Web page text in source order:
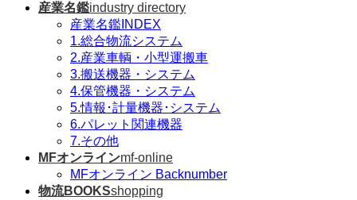
産業名鑑industry directory
産業名鑑INDEX
1.総合物流システム
2.産業車輌・小型運搬車
3.搬送機器・システム
4.保管機器・システム
5.情報･計量機器･システム
6.パレット関連機器
7.その他
MFオンラインmf-online
MFオンライン Backnumber
物流BOOKSshopping